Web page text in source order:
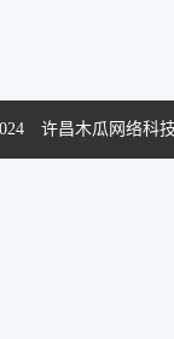
许昌木瓜网络科技